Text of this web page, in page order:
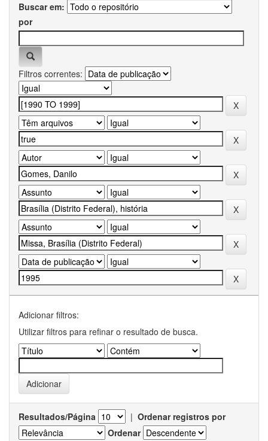
Buscar em:
por
Filtros correntes:
Adicionar filtros:
Utilizar filtros para refinar o resultado de busca.
Resultados/Página | Ordenar registros por
Ordenar